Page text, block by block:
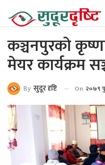
कञ्चनपुरको
मेयर कार्यक्रम
By सुदूर दृष्टि On २०७९